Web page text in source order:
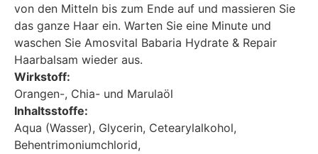
von den Mitteln bis zum Ende auf und massieren Sie
das ganze Haar ein. Warten Sie eine Minute und
waschen Sie Amosvital Babaria Hydrate & Repair
Haarbalsam wieder aus.
Wirkstoff:
Orangen-, Chia- und Marulaöl
Inhaltsstoffe:
Aqua (Wasser), Glycerin, Cetearylalkohol,
Behentrimoniumchlorid,